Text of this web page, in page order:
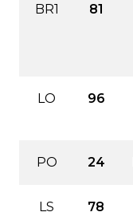
BR1 81
LO 96
PO 24
LS 78